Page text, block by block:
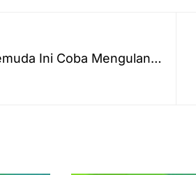
Ini Coba Mengulang